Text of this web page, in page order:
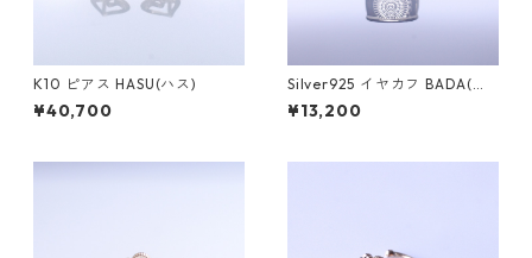
K10 ピアス HASU(ハス)
¥40,700
Silver925 イヤカフ BADA(バ
ダ)
¥13,200